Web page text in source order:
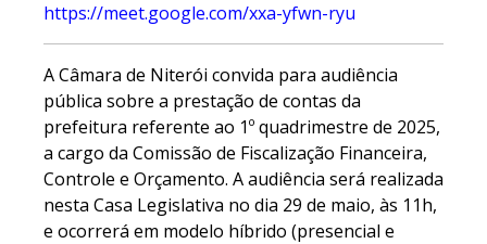
https://meet.google.com/xxa-yfwn-ryu
A Câmara de Niterói convida para audiência
pública sobre a prestação de contas da
prefeitura referente ao 1º quadrimestre de 2025,
a cargo da Comissão de Fiscalização Financeira,
Controle e Orçamento. A audiência será realizada
nesta Casa Legislativa no dia 29 de maio, às 11h,
e ocorrerá em modelo híbrido (presencial e